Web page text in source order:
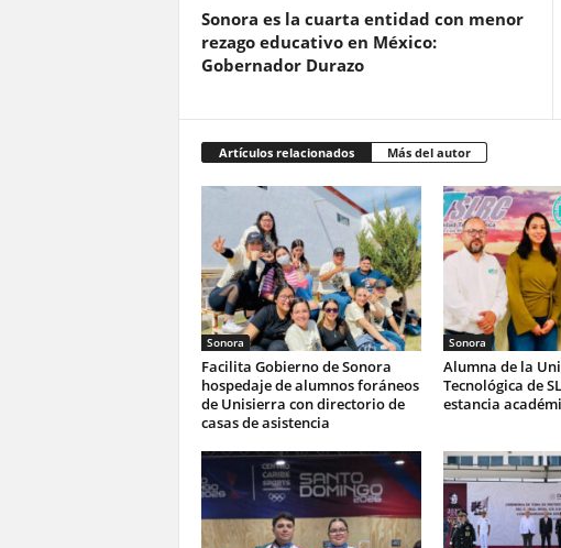
Sonora es la cuarta entidad con menor
rezago educativo en México:
Gobernador Durazo
Artículos relacionados Más del autor
Sonora
Facilita Gobierno de Sonora
hospedaje de alumnos foráneos
de Unisierra con directorio de
casas de asistencia
Sonora
Alumna de la
Tecnológica de
estancia